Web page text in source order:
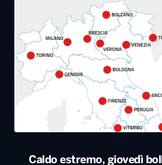
Caldo estremo, giovedì
a Sud. Nel weekend lieve